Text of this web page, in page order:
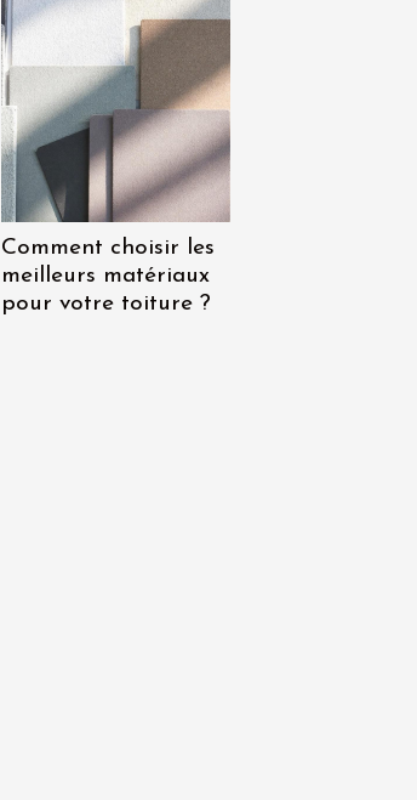
Comment choisir les
meilleurs matériaux
pour votre toiture ?